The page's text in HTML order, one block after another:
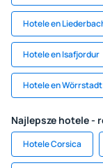
Hotele en
Hotele en Isafjordur
Hotele en Wörrstadt
Najlepsze hotele -
Hotele Corsica